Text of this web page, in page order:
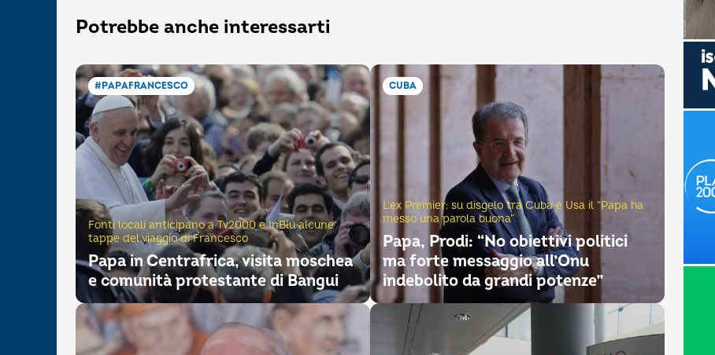
Potrebbe anche interessarti
#PAPAFRANCESCO
Fonti locali anticipano a Tv2000 e InBlu alcune
tappe del viaggio di Francesco
Papa in Centrafrica, visita moschea
e comunità protestante di Bangui
CUBA
L’ex Premier: su disgelo tra Cuba e Usa il “Papa ha
messo una parola buona”
Papa, Prodi: “No obiettivi politici
ma forte messaggio all’Onu
indebolito da grandi potenze”